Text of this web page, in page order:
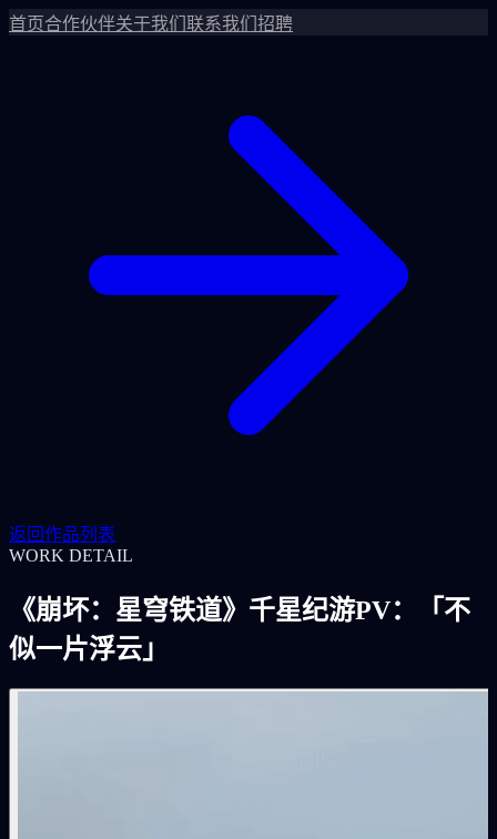
首页合作伙伴关于我们 联系我们 招聘
返回作品列表
WORK DETAIL
《崩坏：星穹铁道》千星纪游PV：「不
似一片浮云」